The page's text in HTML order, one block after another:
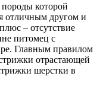
которой
отличным другом и
– отсутствие
питомец с
Главным правилом
отрастающей
шерстки в